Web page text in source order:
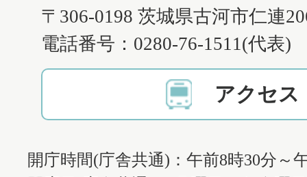
〒306-0198 茨城県古河市仁連
電話番号：0280-76-1511(代表)
アクセス
開庁時間(庁舎共通)：午前8時30分～